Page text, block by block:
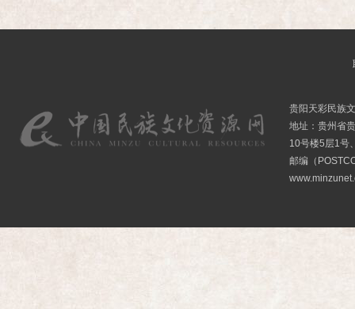
贵阳天彩民族
地址：贵州省
10号楼5层1号
邮编（